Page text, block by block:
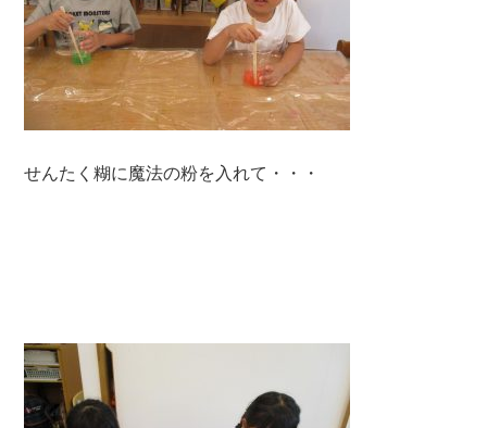
せんたく糊に魔法の粉を入れて・・・